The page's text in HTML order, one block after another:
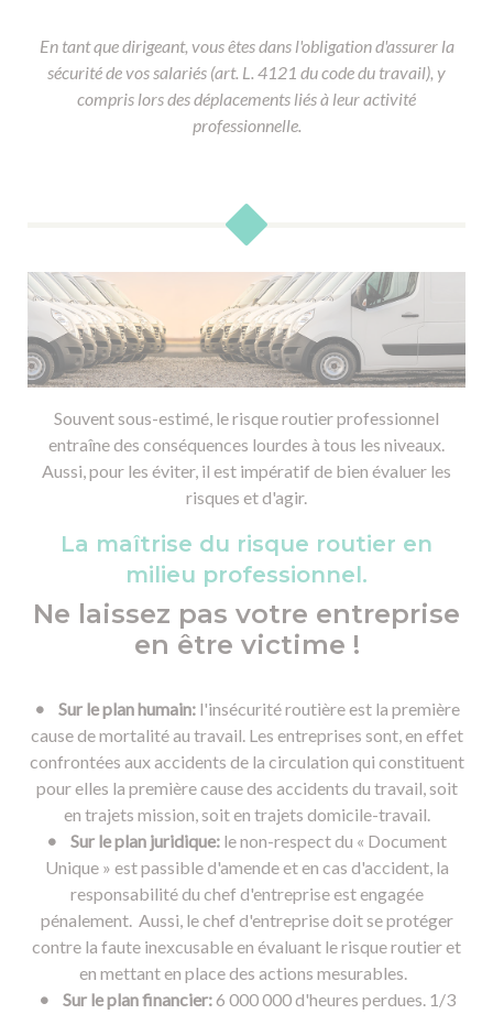
En tant que dirigeant, vous êtes dans l'obligation d'assurer la
sécurité de vos salariés (art. L. 4121 du code du travail), y
compris lors des déplacements liés à leur activité
professionnelle.
Souvent sous-estimé, le risque routier professionnel
entraîne des conséquences lourdes à tous les niveaux.
Aussi, pour les éviter, il est impératif de bien évaluer les
risques et d'agir.
La maîtrise du risque routier en
milieu professionnel.
Ne laissez pas votre entreprise
en être victime !
• Sur le plan humain:l'insécurité routière est la première
cause de mortalité au travail. Les entreprises sont, en effet
confrontées aux accidents de la circulation qui constituent
pour elles la première cause des accidents du travail, soit
en trajets mission, soit en trajets domicile-travail.
• Sur le plan juridique: le non-respect du « Document
Unique » est passible d'amende et en cas d'accident, la
responsabilité du chef d'entreprise est engagée
pénalement. Aussi, le chef d'entreprise doit se protéger
contre la faute inexcusable en évaluant le risque routier et
en mettant en place des actions mesurables.
• Sur le plan financier:6 000 000 d'heures perdues. 1/3